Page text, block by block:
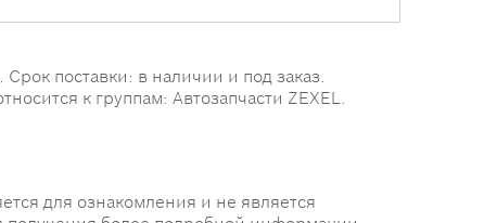
поставки: в наличии и под заказ.
к группам: Автозапчасти ZEXEL.
для ознакомления и не является